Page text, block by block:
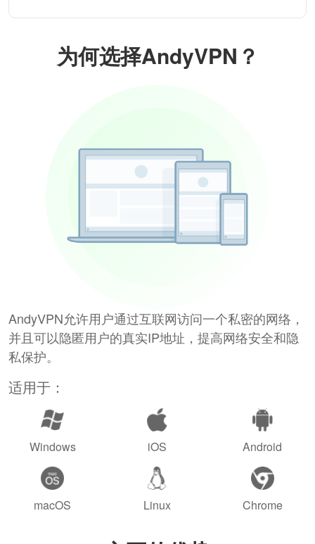
为何选择AndyVPN？
AndyVPN允许用户通过互联网访问一个私密的网络，
并且可以隐匿用户的真实IP地址，提高网络安全和隐
私保护。
适用于：
Windows iOS Android
macOS Linux Chrome